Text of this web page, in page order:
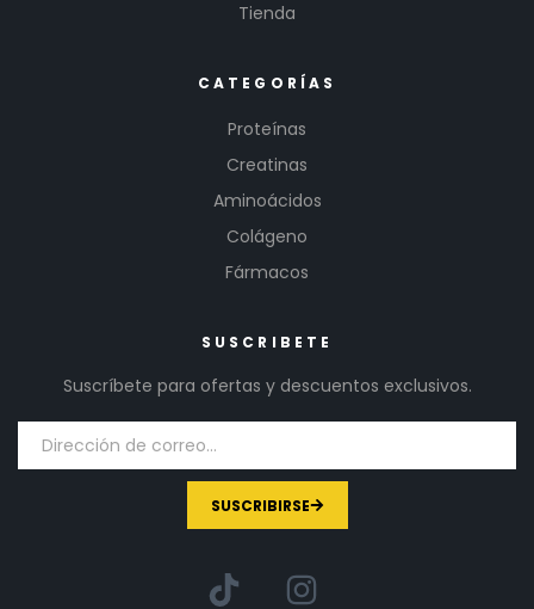
Tienda
CATEGORÍAS
Proteínas
Creatinas
Aminoácidos
Colágeno
Fármacos
SUSCRIBETE
Suscríbete para ofertas y descuentos exclusivos.
SUSCRIBIRSE